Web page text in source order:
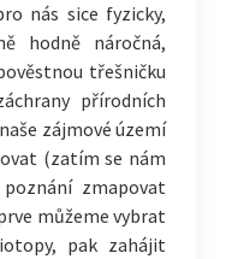
nás sice fyzicky,
hodně náročná,
třešničku
přírodních
zájmové území
(zatím se nám
zmapovat
můžeme vybrat
pak zahájit